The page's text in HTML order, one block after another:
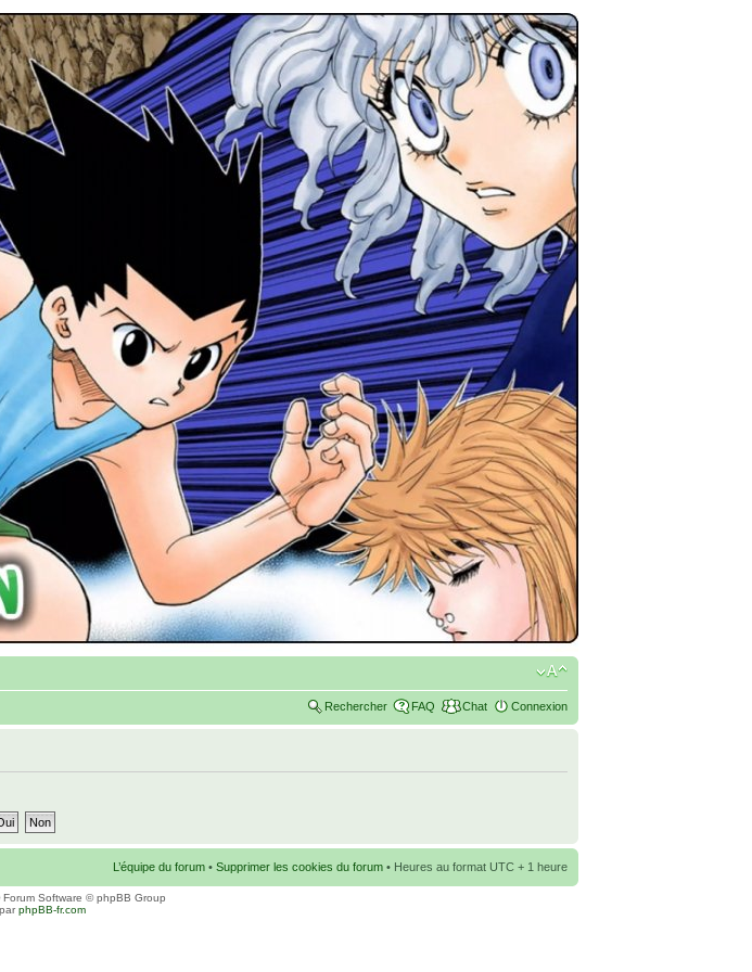
Rechercher FAQ Chat Connexion
L’équipe du forum • Supprimer les cookies du forum • Heures au format UTC + 1 heure
Forum Software © phpBB Group
phpBB-fr.com